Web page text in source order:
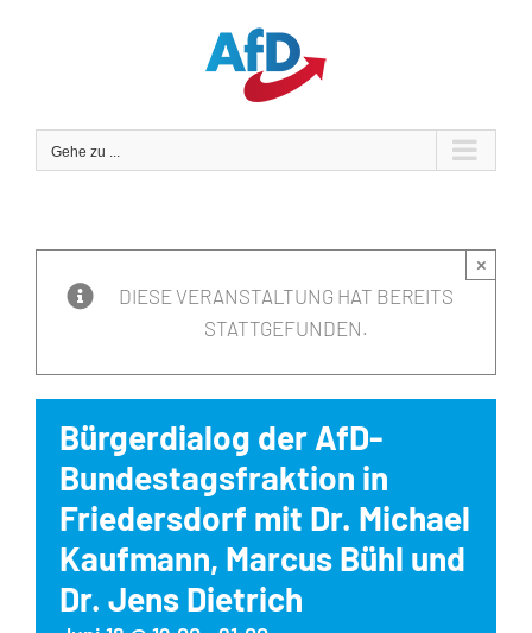
Gehe zu ...
DIESE VERANSTALTUNG HAT BEREITS
STATTGEFUNDEN.
×
Bürgerdialog der AfD-
Bundestagsfraktion in
Friedersdorf mit Dr. Michael
Kaufmann, Marcus Bühl und
Dr. Jens Dietrich